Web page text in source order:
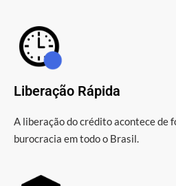
Liberação Rápida
A liberação do crédito acontece de
burocracia em todo o Brasil.